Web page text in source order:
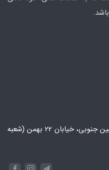
تهران، پونک، خیابان ایران زمین جنوبی، خیابان 22 بهمن (شعبه